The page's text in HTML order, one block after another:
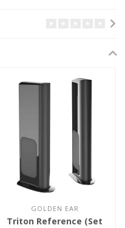
GOLDEN EAR
Triton Reference (Set